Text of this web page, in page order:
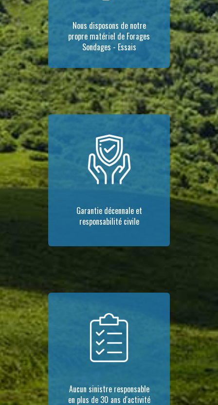
Nous disposons de notre
propre matériel de Forages
Sondages - Essais
Garantie décennale et
responsabilité civile
Aucun sinistre responsable
en plus de 30 ans d'activité